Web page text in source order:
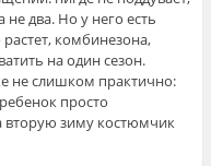
два. Но у него есть
комбинезона,
на один сезон.
не слишком практично:
просто
вторую зиму костюмчик